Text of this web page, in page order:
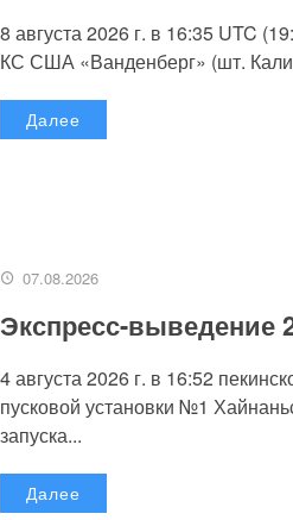
8 августа 2026 г. в 16:35 UTC
КС США «Ванденберг» (шт.
Далее
07.08.2026
Экспресс-выведение
4 августа 2026 г. в 16:52
пусковой установки №1
запуска...
Далее